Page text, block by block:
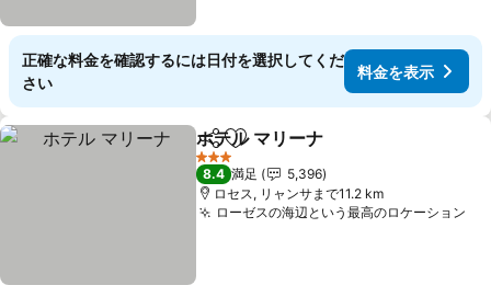
正確な料金を確認するには日付を選択してくだ
さい
料金を表示
シェアお気に入りに追加
ホテル マリーナ
3 ホテルのランク
8.4 満足
5,396
ロセス, リャンサまで11.2 km
ローゼスの海辺という最高のロケーション